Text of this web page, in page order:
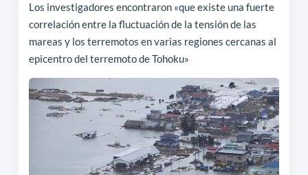
Los investigadores encontraron «que existe una fuerte
correlación entre la fluctuación de la tensión de las
mareas y los terremotos en varias regiones cercanas al
epicentro del terremoto de Tohoku»